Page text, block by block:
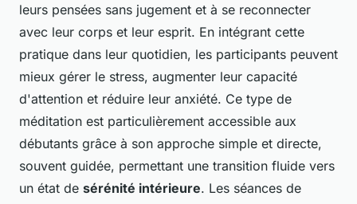
leurs pensées sans jugement et à se reconnecter
avec leur corps et leur esprit. En intégrant cette
pratique dans leur quotidien, les participants peuvent
mieux gérer le stress, augmenter leur capacité
d'attention et réduire leur anxiété. Ce type de
méditation est particulièrement accessible aux
débutants grâce à son approche simple et directe,
souvent guidée, permettant une transition fluide vers
un état de sérénité intérieure. Les séances de